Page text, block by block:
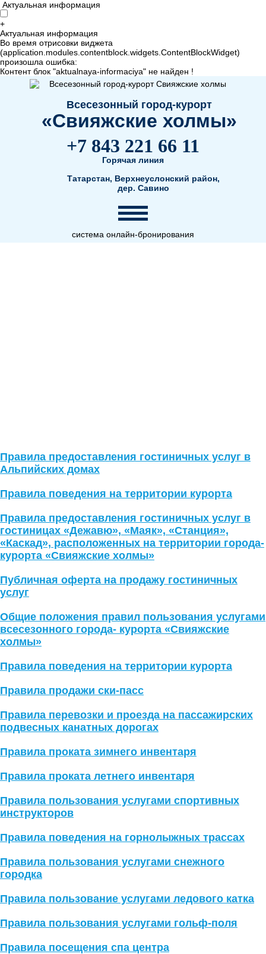
Актуальная информация
+
Актуальная информация
Во время отрисовки виджета
(application.modules.contentblock.widgets.ContentBlockWidget)
произошла ошибка:
Контент блок "aktualnaya-informaciya" не найден !
Всесезонный город-курорт
«Свияжские холмы»
+7 843 221 66 11
Горячая линия
Татарстан, Верхнеуслонский район,
дер. Савино
система онлайн-бронирования
Правила предоставления гостиничных услуг в
Альпийских домах
Правила поведения на территории курорта
Правила предоставления гостиничных услуг в
гостиницах «Дежавю», «Маяк», «Станция»,
«Каскад», расположенных на территории города-
курорта «Свияжские холмы»
Публичная оферта на продажу гостиничных
услуг
Общие положения правил пользования услугами
всесезонного города- курорта «Свияжские
холмы»
Правила поведения на территории курорта
Правила продажи ски-пасс
Правила перевозки и проезда на пассажирских
подвесных канатных дорогах
Правила проката зимнего инвентаря
Правила проката летнего инвентаря
Правила пользования услугами спортивных
инструкторов
Правила поведения на горнолыжных трассах
Правила пользования услугами снежного
городка
Правила пользование услугами ледового катка
Правила пользования услугами гольф-поля
Правила посещения спа центра